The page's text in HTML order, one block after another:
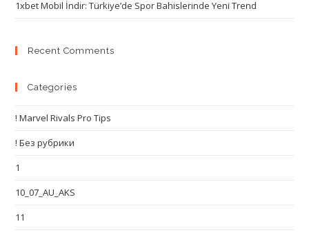
1xbet Mobil İndir: Türkiye’de Spor Bahislerinde Yeni Trend
Recent Comments
Categories
! Marvel Rivals Pro Tips
! Без рубрики
1
10_07_AU_AKS
11